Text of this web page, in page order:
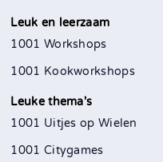
Leuk en leerzaam
1001 Workshops
1001 Kookworkshops
Leuke thema's
1001 Uitjes op Wielen
1001 Citygames